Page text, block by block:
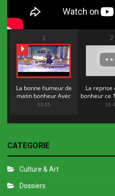
1
La bonne humeur de
matin bonheur Avec
Flopy Mendosa
03:05
2
La reprise
bonheur ce
CATEGORIE
Culture & Art
Dossiers